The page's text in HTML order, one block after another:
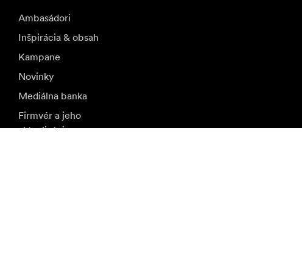
Ambasádori
Inšpirácia & obsah
Kampane
Novinky
Mediálna banka
Firmvér a jeho
aktualizácie